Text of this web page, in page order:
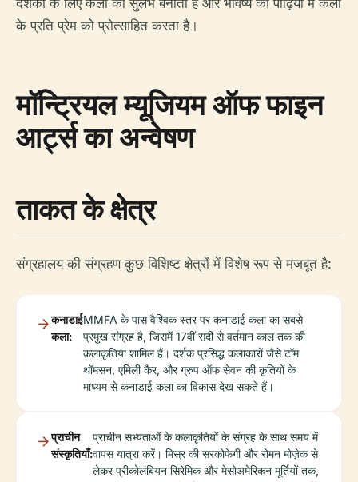
के प्रति प्रेम को प्रोत्साहित करता है।
मॉन्ट्रियल म्यूजियम ऑफ फाइन
आर्ट्स का अन्वेषण
ताकत के क्षेत्र
संग्रहालय की संग्रहण कुछ विशिष्ट क्षेत्रों में विशेष रूप से मजबूत है:
कनाडाई
कला:
MMFA के पास वैश्विक स्तर पर कनाडाई कला का सबसे
प्रमुख संग्रह है, जिसमें 17वीं सदी से वर्तमान काल तक की
कलाकृतियां शामिल हैं। दर्शक प्रसिद्ध कलाकारों जैसे टॉम
थॉमसन, एमिली कैर, और ग्रुप ऑफ सेवन की कृतियों के
माध्यम से कनाडाई कला का विकास देख सकते हैं।
प्राचीन
संस्कृतियाँ:
प्राचीन सभ्यताओं के कलाकृतियों के संग्रह के साथ समय में
वापस यात्रा करें। मिस्र की सरकोफेगी और रोमन मोज़ेक से
लेकर प्रीकोलंबियन सिरेमिक और मेसोअमेरिकन मूर्तियों तक,